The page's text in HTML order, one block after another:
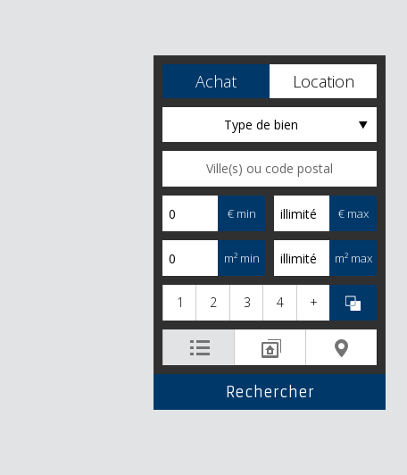
Achat Location
Type de bien
€ min € max
m² min m² max
1 2 3 4 +